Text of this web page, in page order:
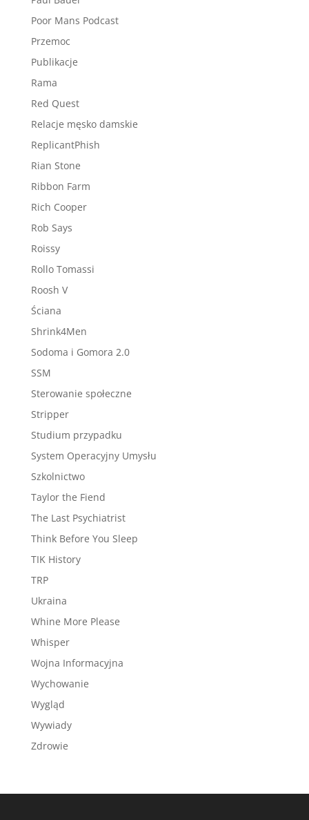
Poor Mans Podcast
Przemoc
Publikacje
Rama
Red Quest
Relacje męsko damskie
ReplicantPhish
Rian Stone
Ribbon Farm
Rich Cooper
Rob Says
Roissy
Rollo Tomassi
Roosh V
Ściana
Shrink4Men
Sodoma i Gomora 2.0
SSM
Sterowanie społeczne
Stripper
Studium przypadku
System Operacyjny Umysłu
Szkolnictwo
Taylor the Fiend
The Last Psychiatrist
Think Before You Sleep
TIK History
TRP
Ukraina
Whine More Please
Whisper
Wojna Informacyjna
Wychowanie
Wygląd
Wywiady
Zdrowie